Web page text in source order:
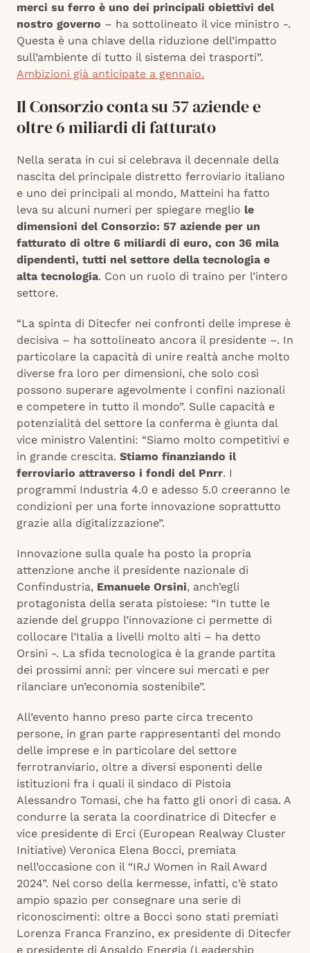
merci su ferro è uno dei principali obiettivi del
nostro governo – ha sottolineato il vice ministro -.
Questa è una chiave della riduzione dell’impatto
sull’ambiente di tutto il sistema dei trasporti”.
Ambizioni già anticipate a gennaio.
Il Consorzio conta su 57 aziende e
oltre 6 miliardi di fatturato
Nella serata in cui si celebrava il decennale della
nascita del principale distretto ferroviario italiano
e uno dei principali al mondo, Matteini ha fatto
leva su alcuni numeri per spiegare meglio le
dimensioni del Consorzio: 57 aziende per un
fatturato di oltre 6 miliardi di euro, con 36 mila
dipendenti, tutti nel settore della tecnologia e
alta tecnologia. Con un ruolo di traino per l’intero
settore.
“La spinta di Ditecfer nei confronti delle imprese è
decisiva – ha sottolineato ancora il presidente –. In
particolare la capacità di unire realtà anche molto
diverse fra loro per dimensioni, che solo così
possono superare agevolmente i confini nazionali
e competere in tutto il mondo”. Sulle capacità e
potenzialità del settore la conferma è giunta dal
vice ministro Valentini: “Siamo molto competitivi e
in grande crescita. Stiamo finanziando il
ferroviario attraverso i fondi del Pnrr. I
programmi Industria 4.0 e adesso 5.0 creeranno le
condizioni per una forte innovazione soprattutto
grazie alla digitalizzazione”.
Innovazione sulla quale ha posto la propria
attenzione anche il presidente nazionale di
Confindustria, Emanuele Orsini, anch’egli
protagonista della serata pistoiese: “In tutte le
aziende del gruppo l’innovazione ci permette di
collocare l’Italia a livelli molto alti – ha detto
Orsini -. La sfida tecnologica è la grande partita
dei prossimi anni: per vincere sui mercati e per
rilanciare un’economia sostenibile”.
All’evento hanno preso parte circa trecento
persone, in gran parte rappresentanti del mondo
delle imprese e in particolare del settore
ferrotranviario, oltre a diversi esponenti delle
istituzioni fra i quali il sindaco di Pistoia
Alessandro Tomasi, che ha fatto gli onori di casa. A
condurre la serata la coordinatrice di Ditecfer e
vice presidente di Erci (European Realway Cluster
Initiative) Veronica Elena Bocci, premiata
nell’occasione con il “IRJ Women in Rail Award
2024”. Nel corso della kermesse, infatti, c’è stato
ampio spazio per consegnare una serie di
riconoscimenti: oltre a Bocci sono stati premiati
Lorenza Franca Franzino, ex presidente di Ditecfer
e presidente di Ansaldo Energia (Leadership